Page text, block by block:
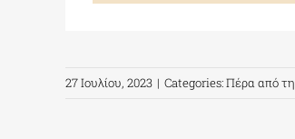
27 Ιουλίου, 2023 | Categories:Πέρα από